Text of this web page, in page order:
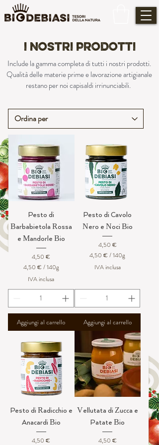
I NOSTRI PRODOTTI
Include la gamma completa di tutti i nostri prodotti.
Qualità delle materie prime e lavorazione artigianale
restano per noi capisaldi irrinunciabili.
Pesto di
Barbabietola Rossa
e Mandorle Bio
Prezzo
4,50 €
4,50 € /140g
,
5
0
€
p
e
1
4
0
G
r
a
m
i
IVA inclusa
Aggiungi al carrello
Pesto di Cavolo
Nero e Noci Bio
Prezzo
4,50 €
4,50 € /140g
,
0
e
r
4
0
G
r
a
m
m
i
IVA inclusa
Aggiungi al carrello
Pesto di Radicchio e
Anacardi Bio
Prezzo
4,50 €
Vellutata di Zucca e
Patate Bio
Prezzo
4,50 €